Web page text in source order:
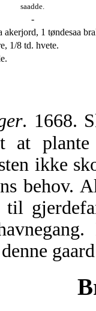
saadde.
-
akerjord, 1 tøndesaa
1/8 td. hvete.
. 1668.
at
ikke
behov.